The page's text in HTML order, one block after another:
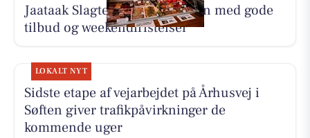
Jaataak Slagteren fylder disken med gode
tilbud og weekendfristelser
LOKALT NYT
Sidste etape af vejarbejdet på Århusvej i
Søften giver trafikpåvirkninger de
kommende uger